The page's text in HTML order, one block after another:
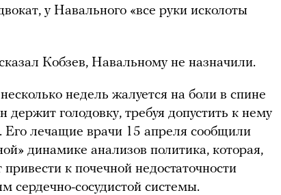
у Навального «все руки исколоты
Кобзев, Навальному не назначили.
недель жалуется на боли в спине
держит голодовку, требуя допустить к нему
Его лечащие врачи 15 апреля сообщили
динамике анализов политика, которая,
к почечной недостаточности
сердечно-сосудистой системы.